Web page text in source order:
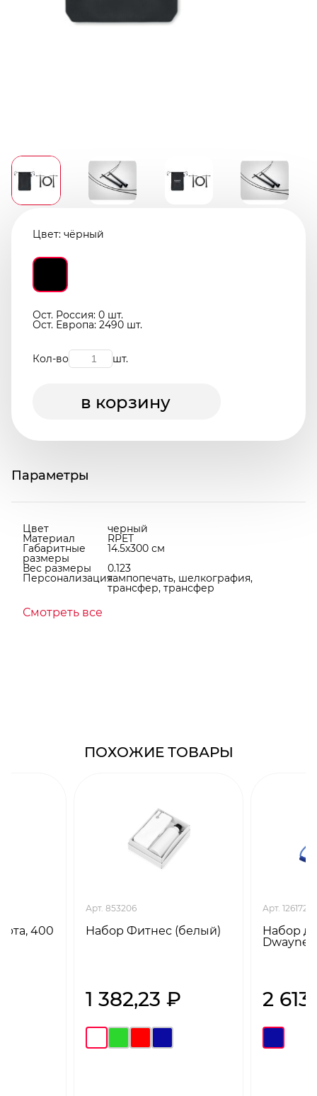
Цвет: чёрный
Ост. Россия: 0 шт.
Ост. Европа: 2490 шт.
Кол-во шт.
в корзину
Параметры
Цвет черный
Материал RPET
Габаритные
размеры
14.5x300 см
Вес размеры
0.123
Персонализациятампопечать, шелкография,
трансфер, трансфер
Смотреть все
ПОХОЖИЕ ТОВАРЫ
400
Арт. 853206
Набор Фитнес (белый)
1 382,23 ₽
Арт.
Набор
Dwayne
2